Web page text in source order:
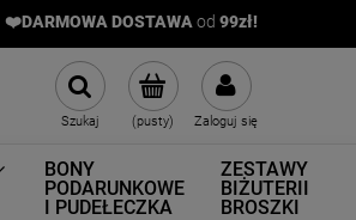
❤️DARMOWA DOSTAWA od 99zł!
(pusty) Zaloguj się
Szukaj
BONY
PODARUNKOWE
I PUDEŁECZKA
ZESTAWY
BIŻUTERII
BROSZKI